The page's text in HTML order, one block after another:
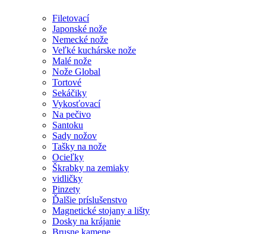
Filetovací
Japonské nože
Nemecké nože
Veľké kuchárske nože
Malé nože
Nože Global
Tortové
Sekáčiky
Vykosťovací
Na pečivo
Santoku
Sady nožov
Tašky na nože
Ocieľky
Škrabky na zemiaky
vidličky
Pinzety
Ďalšie príslušenstvo
Magnetické stojany a lišty
Dosky na krájanie
Brusne kamene